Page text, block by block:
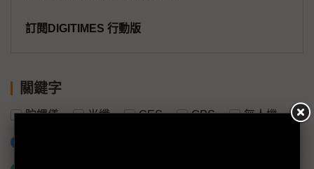
訂閱DIGITIMES 行動版
關鍵字
陀螺儀 光纖 CES GPS 無人機